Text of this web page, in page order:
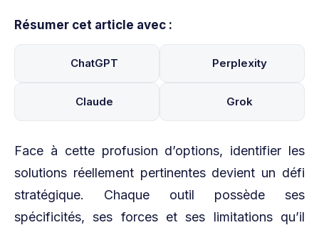
Résumer cet article avec :
ChatGPT Perplexity
Claude Grok
Face à cette profusion d’options, identifier les
solutions réellement pertinentes devient un défi
stratégique. Chaque outil possède ses
spécificités, ses forces et ses limitations qu’il